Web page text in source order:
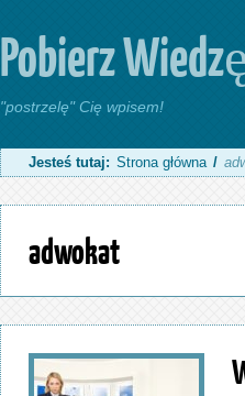
Pobierz
"postrzelę" Cię wpisem!
Jesteś tutaj: Strona główna /
adwokat